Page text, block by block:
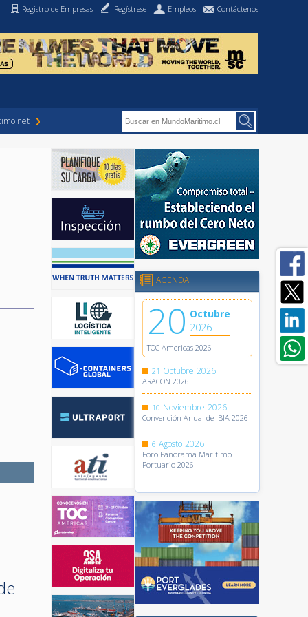
Registro de Empresas Regístrese Empleos Contáctenos
AGENDA
20 Octubre
2026
TOC Americas 2026
21 Octubre 2026
ARACON 2026
10 Noviembre 2026
Convención Anual de IBIA 2026
6 Agosto 2026
Foro Panorama Marítimo
Portuario 2026